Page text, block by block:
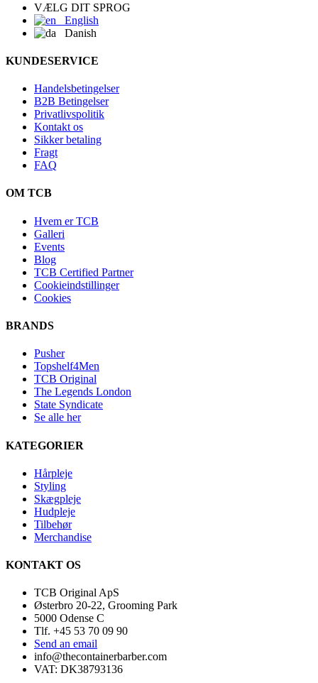
VÆLG DIT SPROG
English
Danish
KUNDESERVICE
Handelsbetingelser
B2B Betingelser
Privatlivspolitik
Kontakt os
Sikker betaling
Fragt
FAQ
OM TCB
Hvem er TCB
Galleri
Events
Blog
TCB Certified Partner
Cookieindstillinger
Cookies
BRANDS
Pusher
Topshelf4Men
TCB Original
The Legends London
State Syndicate
Se alle her
KATEGORIER
Hårpleje
Styling
Skægpleje
Hudpleje
Tilbehør
Merchandise
KONTAKT OS
TCB Original ApS
Østerbro 20-22, Grooming Park
5000 Odense C
Tlf. +45 53 70 09 90
Send an email
info@thecontainerbarber.com
VAT: DK38793136